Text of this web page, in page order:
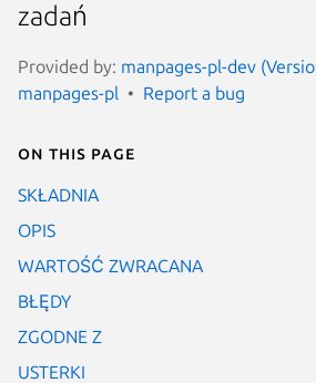
zadań
Provided by: manpages-pl-dev
manpages-pl
Report a bug
On this page
SKŁADNIA
OPIS
WARTOŚĆ ZWRACANA
BŁĘDY
ZGODNE Z
USTERKI